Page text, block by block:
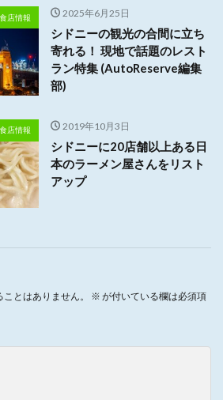
店情報 2025年6月25日
シドニーの観光の合間に立ち
寄れる！ 現地で話題のレスト
ラン特集 (AutoReserve編集
部)
店情報 2019年10月3日
シドニーに20店舗以上ある日
本のラーメン屋さんをリスト
アップ
とはありません。 ※ が付いている欄は必須項